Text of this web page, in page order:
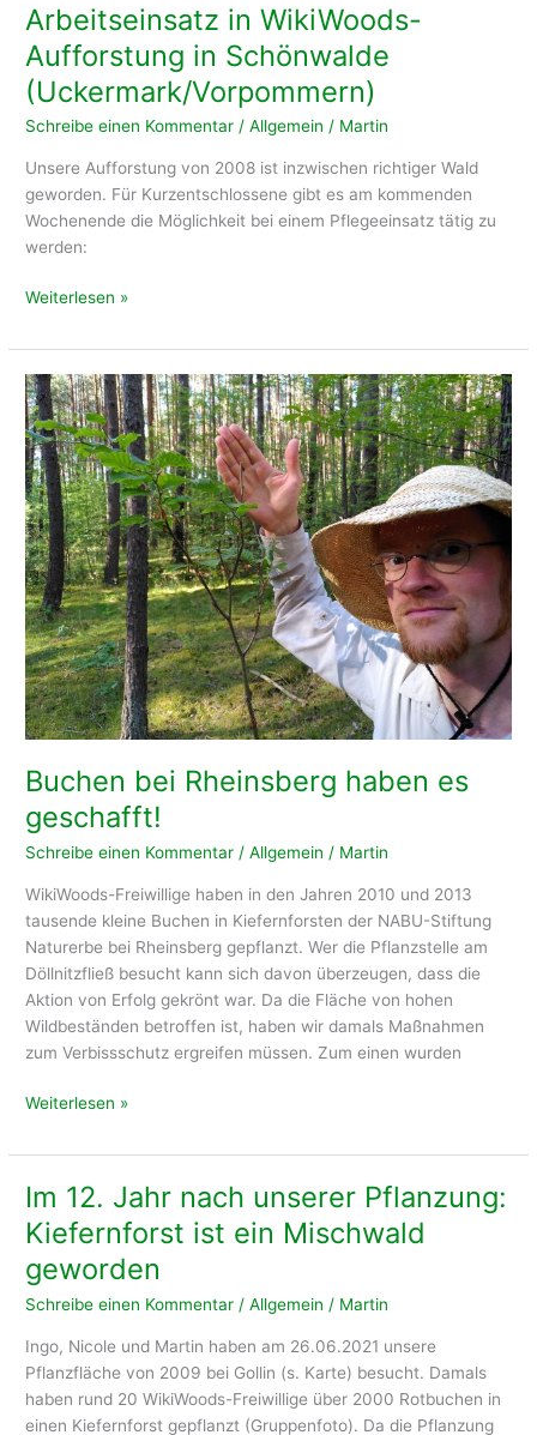
Arbeitseinsatz in WikiWoods-
Aufforstung in Schönwalde
(Uckermark/Vorpommern)
Schreibe einen Kommentar /Allgemein / Martin
Unsere Aufforstung von 2008 ist inzwischen richtiger Wald
geworden. Für Kurzentschlossene gibt es am kommenden
Wochenende die Möglichkeit bei einem Pflegeeinsatz tätig zu
werden:
Arbeitseinsatz
WikiWoods-
Aufforstung
in
Schönwalde
(Uckermark/Vorpommern)
Weiterlesen »
Buchen bei Rheinsberg haben es
geschafft!
Schreibe einen Kommentar /Allgemein / Martin
WikiWoods-Freiwillige haben in den Jahren 2010 und 2013
tausende kleine Buchen in Kiefernforsten der NABU-Stiftung
Naturerbe bei Rheinsberg gepflanzt. Wer die Pflanzstelle am
Döllnitzfließ besucht kann sich davon überzeugen, dass die
Aktion von Erfolg gekrönt war. Da die Fläche von hohen
Wildbeständen betroffen ist, haben wir damals Maßnahmen
zum Verbissschutz ergreifen müssen. Zum einen wurden
Buchen
Rheinsberg
haben
es
geschafft!
Weiterlesen »
Im 12. Jahr nach unserer Pflanzung:
Kiefernforst ist ein Mischwald
geworden
Schreibe einen Kommentar /Allgemein / Martin
Ingo, Nicole und Martin haben am 26.06.2021 unsere
Pflanzfläche von 2009 bei Gollin (s. Karte) besucht. Damals
haben rund 20 WikiWoods-Freiwillige über 2000 Rotbuchen in
einen Kiefernforst gepflanzt (Gruppenfoto). Da die Pflanzung